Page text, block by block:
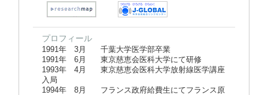
プロフィール
1991年 3月 千葉大学医学部卒業
1991年 6月 東京慈恵会医科大学にて研修
1993年 4月 東京慈恵会医科大学放射線医学講座
入局
1994年 8月 フランス政府給費生にてフランス原